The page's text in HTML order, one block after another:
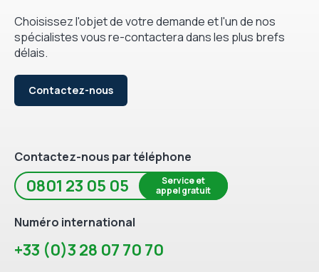
Choisissez l'objet de votre demande et l'un de nos
spécialistes vous re-contactera dans les plus brefs
délais.
Contactez-nous
Contactez-nous par téléphone
0801 23 05 05
Service et
appel gratuit
Numéro international
+33 (0)3 28 07 70 70